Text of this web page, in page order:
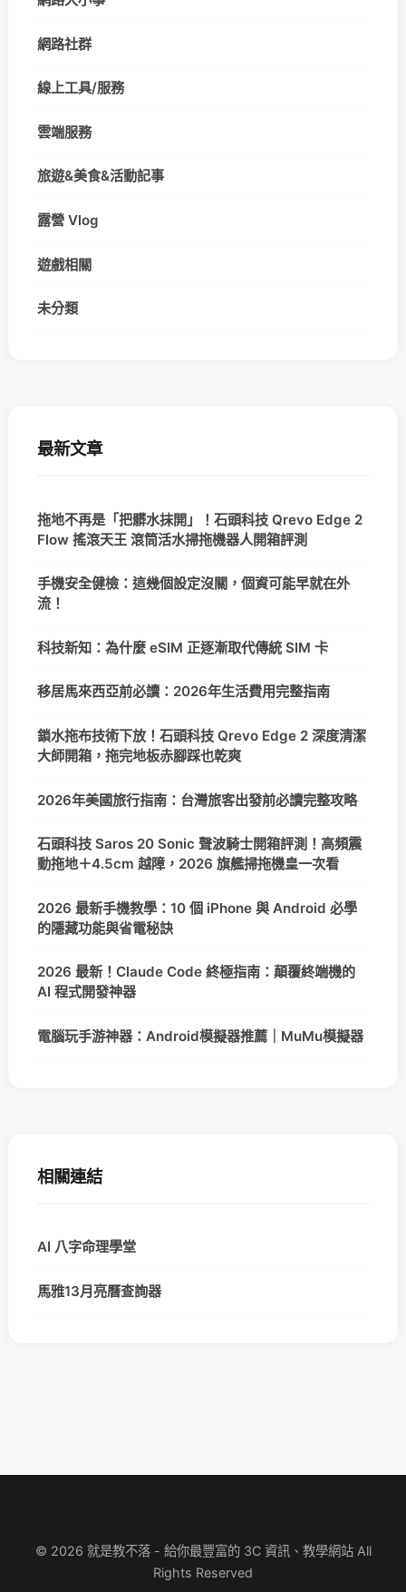
網路社群
線上工具/服務
雲端服務
旅遊&美食&活動記事
露營 Vlog
遊戲相關
未分類
最新文章
拖地不再是「把髒水抹開」！石頭科技 Qrevo Edge 2
Flow 搖滾天王 滾筒活水掃拖機器人開箱評測
手機安全健檢：這幾個設定沒關，個資可能早就在外
流！
科技新知：為什麼 eSIM 正逐漸取代傳統 SIM 卡
移居馬來西亞前必讀：2026年生活費用完整指南
鎖水拖布技術下放！石頭科技 Qrevo Edge 2 深度清潔
大師開箱，拖完地板赤腳踩也乾爽
2026年美國旅行指南：台灣旅客出發前必讀完整攻略
石頭科技 Saros 20 Sonic 聲波騎士開箱評測！高頻震
動拖地＋4.5cm 越障，2026 旗艦掃拖機皇一次看
2026 最新手機教學：10 個 iPhone 與 Android 必學
的隱藏功能與省電秘訣
2026 最新！Claude Code 終極指南：顛覆終端機的
AI 程式開發神器
電腦玩手游神器：Android模擬器推薦｜MuMu模擬器
相關連結
AI 八字命理學堂
馬雅13月亮曆查詢器
© 2026 就是教不落 - 給你最豐富的 3C 資訊、教學網站 All
Rights Reserved